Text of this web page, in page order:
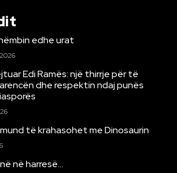
edhe urat
Edi Ramës: një thirrje për të
dhe respektin ndaj punës
të krahasohet me Dinosaurin
në harresë…